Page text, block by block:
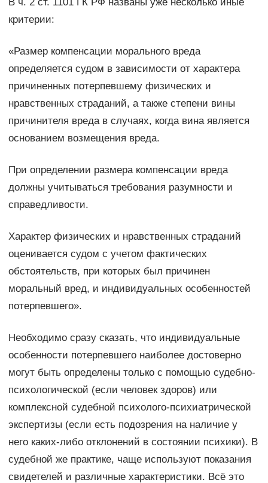
критерии:
«Размер компенсации морального вреда
определяется судом в зависимости от характера
причиненных потерпевшему физических и
нравственных страданий, а также степени вины
причинителя вреда в случаях, когда вина является
основанием возмещения вреда.
При определении размера компенсации вреда
должны учитываться требования разумности и
справедливости.
Характер физических и нравственных страданий
оценивается судом с учетом фактических
обстоятельств, при которых был причинен
моральный вред, и индивидуальных особенностей
потерпевшего».
Необходимо сразу сказать, что индивидуальные
особенности потерпевшего наиболее достоверно
могут быть определены только с помощью судебно-
психологической (если человек здоров) или
комплексной судебной психолого-психиатрической
экспертизы (если есть подозрения на наличие у
него каких-либо отклонений в состоянии психики). В
судебной же практике, чаще используют показания
свидетелей и различные характеристики. Всё это